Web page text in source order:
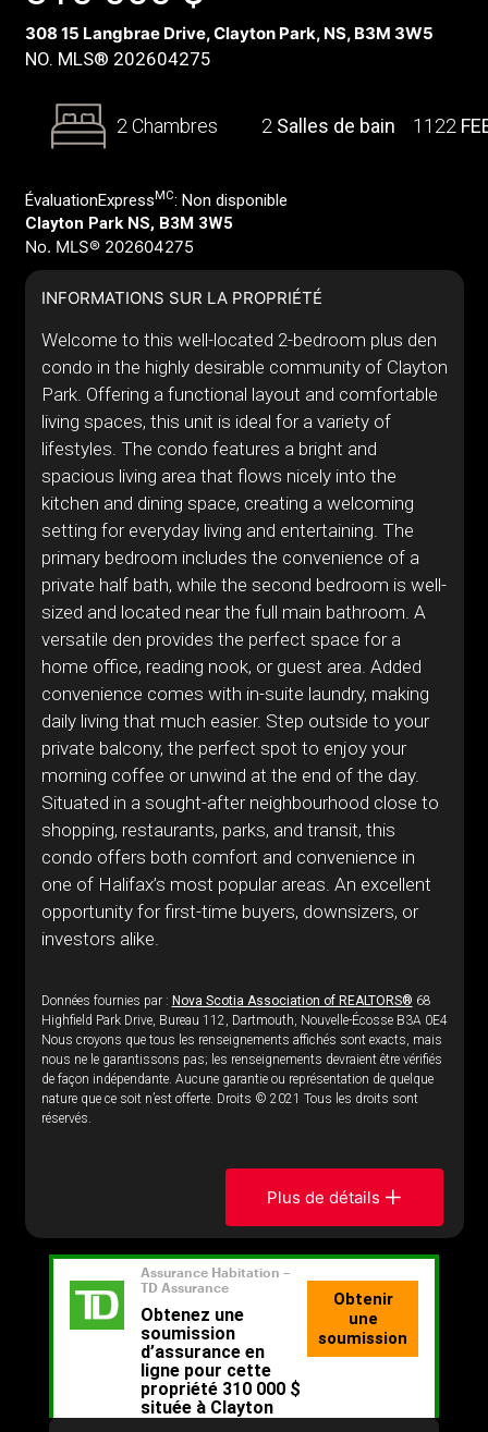
308 15 Langbrae Drive, Clayton Park, NS, B3M 3W5
NO. MLS® 202604275
2 Chambres 2 Salles de bain 1122
ÉvaluationExpress MC: Non disponible
Clayton Park NS, B3M 3W5
No. MLS® 202604275
INFORMATIONS SUR LA PROPRIÉTÉ
Welcome to this well-located 2-bedroom plus den
condo in the highly desirable community of Clayton
Park. Offering a functional layout and comfortable
living spaces, this unit is ideal for a variety of
lifestyles. The condo features a bright and
spacious living area that flows nicely into the
kitchen and dining space, creating a welcoming
setting for everyday living and entertaining. The
primary bedroom includes the convenience of a
private half bath, while the second bedroom is well-
sized and located near the full main bathroom. A
versatile den provides the perfect space for a
home office, reading nook, or guest area. Added
convenience comes with in-suite laundry, making
daily living that much easier. Step outside to your
private balcony, the perfect spot to enjoy your
morning coffee or unwind at the end of the day.
Situated in a sought-after neighbourhood close to
shopping, restaurants, parks, and transit, this
condo offers both comfort and convenience in
one of Halifax’s most popular areas. An excellent
opportunity for first-time buyers, downsizers, or
investors alike.
Données fournies par : Nova Scotia Association of REALTORS® 68
Highfield Park Drive, Bureau 112, Dartmouth, Nouvelle-Écosse B3A 0E4
Nous croyons que tous les renseignements affichés sont exacts, mais
nous ne le garantissons pas; les renseignements devraient être vérifiés
de façon indépendante. Aucune garantie ou représentation de quelque
nature que ce soit n’est offerte. Droits © 2021 Tous les droits sont
réservés.
Plus de détails